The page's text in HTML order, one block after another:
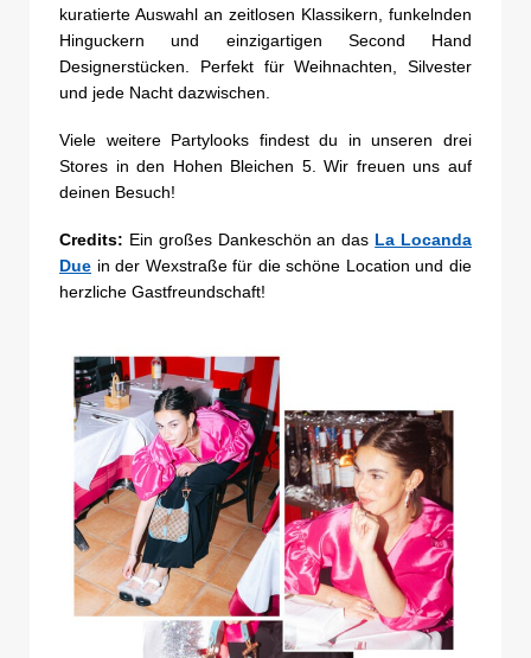
kuratierte Auswahl an zeitlosen Klassikern, funkelnden
Hinguckern und einzigartigen Second Hand
Designerstücken. Perfekt für Weihnachten, Silvester
und jede Nacht dazwischen.
Viele weitere Partylooks findest du in unseren drei
Stores in den Hohen Bleichen 5. Wir freuen uns auf
deinen Besuch!
Credits: Ein großes Dankeschön an das La Locanda
Due in der Wexstraße für die schöne Location und die
herzliche Gastfreundschaft!